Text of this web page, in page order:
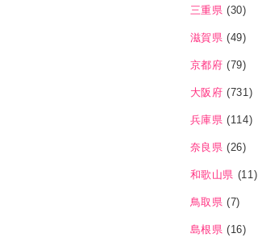
三重県 (30)
滋賀県 (49)
京都府 (79)
大阪府 (731)
兵庫県 (114)
奈良県 (26)
和歌山県 (11)
鳥取県 (7)
島根県 (16)